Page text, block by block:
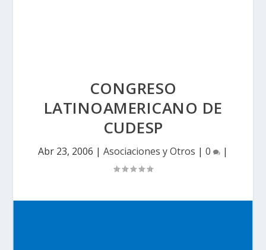
CONGRESO
LATINOAMERICANO DE
CUDESP
Abr 23, 2006 | Asociaciones y Otros | 0 |